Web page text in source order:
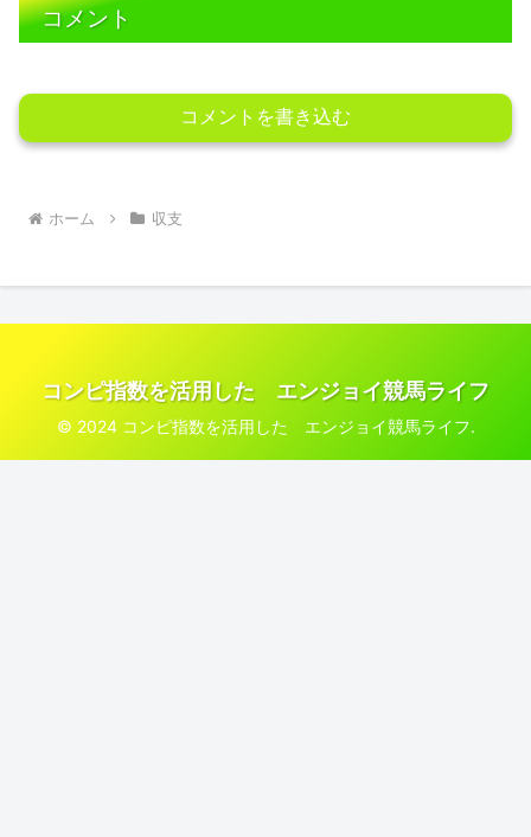
コメント
コメントを書き込む
ホーム 収支
コンピ指数を活用した エンジョイ競馬ライフ
© 2024 コンピ指数を活用した エンジョイ競馬ライフ.